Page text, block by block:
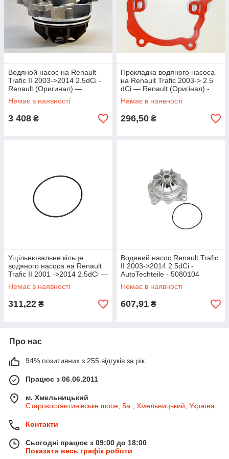
Водяной насос на Renault
Trafic II 2003->2014 2.5dCi -
Renault (Оригинал) —
7701474190
Немає в наявності
3 408 ₴
Прокладка водяного насоса
на Renault Trafic 2003-> 2.5
dCi — Renault (Оригінал) -
8200265416
Немає в наявності
296,50 ₴
Ущільнювальне кільце
водяного насоса на Renault
Trafic II 2001 ->2014 2.5dCi —
Renault (Оригінал) —
7701049483
Немає в наявності
311,22 ₴
Водяний насос Renault Trafic
II 2003->2014 2.5dCi -
AutoTechteile - 5080104
Немає в наявності
607,91 ₴
Про нас
94% позитивних з 255 відгуків за рік
Працює з 06.06.2011
м. Хмельницький
Старокостянтинівське шосе, 5а , Хмельницький, Україна
Контакти
Сьогодні працює з 09:00 до 18:00
Показати весь графік роботи